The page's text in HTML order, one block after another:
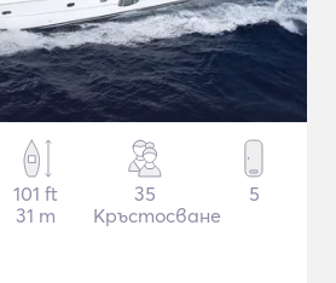
101 ft
31 m
35
Кръстосване
5